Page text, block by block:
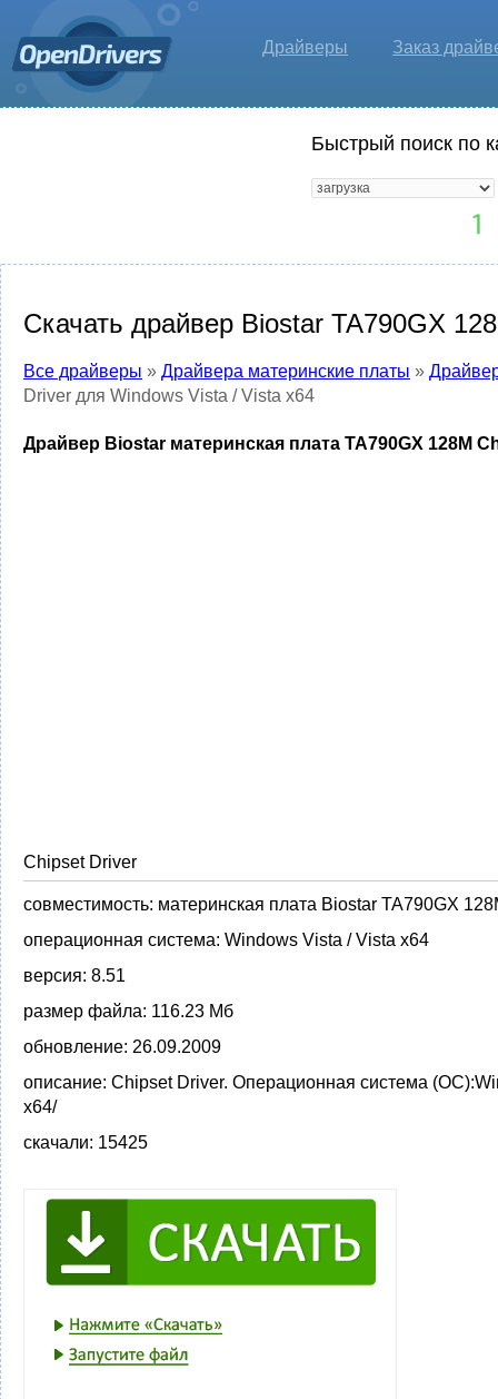
Драйверы Заказ
Быстрый поиск по
Скачать драйвер Biostar TA790GX
Все драйверы » Драйвера материнские платы »
Driver для Windows Vista / Vista x64
Драйвер Biostar материнская плата TA790GX 128M
Chipset Driver
совместимость: материнская плата Biostar TA790GX
операционная система: Windows Vista / Vista x64
версия: 8.51
размер файла: 116.23 Мб
обновление: 26.09.2009
описание: Chipset Driver. Операционная система
x64/
скачали: 15425